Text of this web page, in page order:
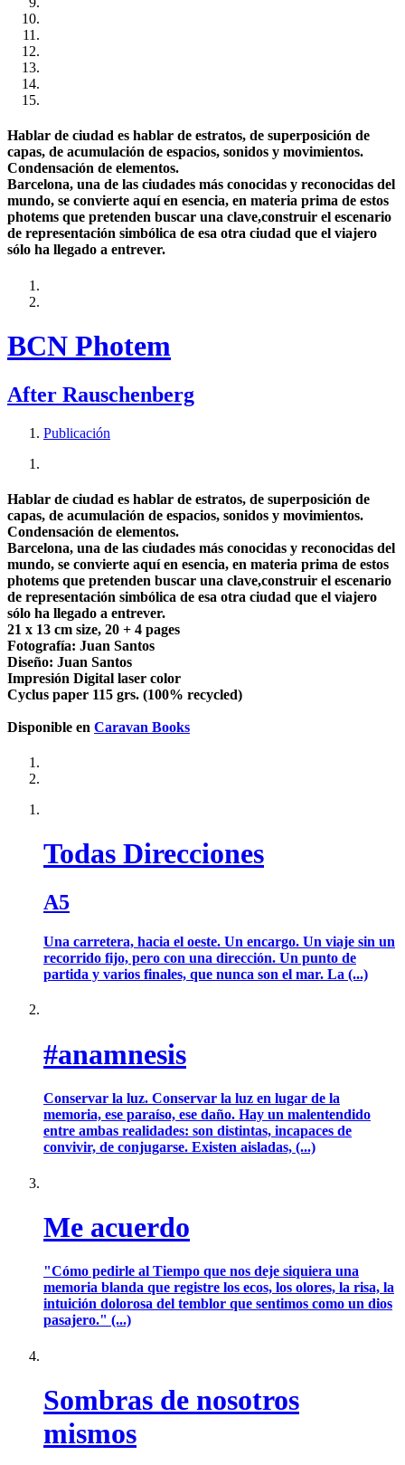
Hablar de ciudad es hablar de estratos, de superposición de
capas, de acumulación de espacios, sonidos y movimientos.
Condensación de elementos.
Barcelona, una de las ciudades más conocidas y reconocidas del
mundo, se convierte aquí en esencia, en materia prima de estos
photems que pretenden buscar una clave,construir el escenario
de representación simbólica de esa otra ciudad que el viajero
sólo ha llegado a entrever.
BCN Photem
After Rauschenberg
Publicación
Hablar de ciudad es hablar de estratos, de superposición de
capas, de acumulación de espacios, sonidos y movimientos.
Condensación de elementos.
Barcelona, una de las ciudades más conocidas y reconocidas del
mundo, se convierte aquí en esencia, en materia prima de estos
photems que pretenden buscar una clave,construir el escenario
de representación simbólica de esa otra ciudad que el viajero
sólo ha llegado a entrever.
21 x 13 cm size, 20 + 4 pages
Fotografía: Juan Santos
Diseño: Juan Santos
Impresión Digital laser color
Cyclus paper 115 grs. (100% recycled)
Disponible en Caravan Books
Todas Direcciones
A5
Una carretera, hacia el oeste. Un encargo. Un viaje sin un
recorrido fijo, pero con una dirección. Un punto de
partida y varios finales, que nunca son el mar. La (...)
#anamnesis
Conservar la luz. Conservar la luz en lugar de la
memoria, ese paraíso, ese daño. Hay un malentendido
entre ambas realidades: son distintas, incapaces de
convivir, de conjugarse. Existen aisladas, (...)
Me acuerdo
"Cómo pedirle al Tiempo que nos deje siquiera una
memoria blanda que registre los ecos, los olores, la risa, la
intuición dolorosa del temblor que sentimos como un dios
pasajero." (...)
Sombras de nosotros
mismos